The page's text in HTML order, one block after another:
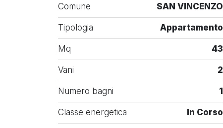
Comune SAN VINCENZO
Tipologia Appartamento
Mq 43
Vani 2
Numero bagni 1
Classe energetica In Corso